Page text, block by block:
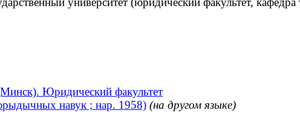
Юридический факультет
навук ; нар. 1958) (на другом языке)